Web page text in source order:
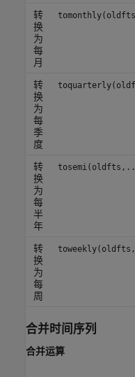
转
换
为
每
月
转
换
为
每
季
度
转
换
为
每
半
年
转
换
为
每
周
合并时间序列
合并运算